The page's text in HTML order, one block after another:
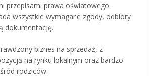
przepisami prawa oświatowego.
wszystkie wymagane zgody, odbiory
dokumentację.
biznes na sprzedaż, z
na rynku lokalnym oraz bardzo
rodziców.